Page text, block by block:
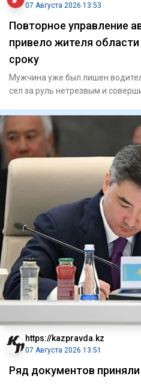
07 Августа 2026 13:53
Повторное управление
привело жителя
сроку
Мужчина уже был лишен
сел за руль нетрезвым и
https://kazpravda.kz
07 Августа 2026 13:51
Ряд документов